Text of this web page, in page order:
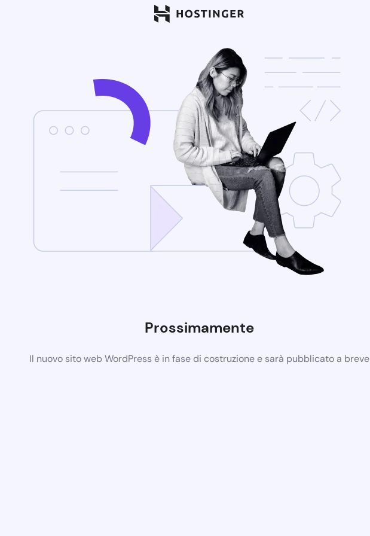
Prossimamente
Il nuovo sito web WordPress è in fase di costruzione e sarà pubblicato a breve